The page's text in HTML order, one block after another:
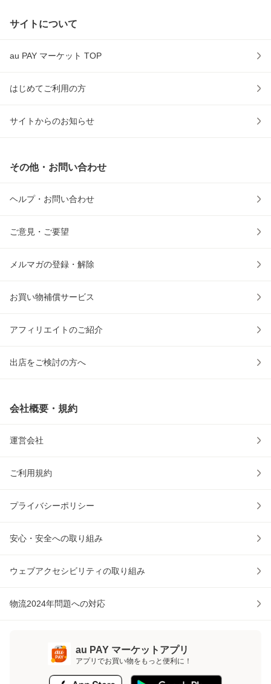
サイトについて
au PAY マーケット TOP
はじめてご利用の方
サイトからのお知らせ
その他・お問い合わせ
ヘルプ・お問い合わせ
ご意見・ご要望
メルマガの登録・解除
お買い物補償サービス
アフィリエイトのご紹介
出店をご検討の方へ
会社概要・規約
運営会社
ご利用規約
プライバシーポリシー
安心・安全への取り組み
ウェブアクセシビリティの取り組み
物流2024年問題への対応
au PAY マーケットアプリ
アプリでお買い物をもっと便利に！